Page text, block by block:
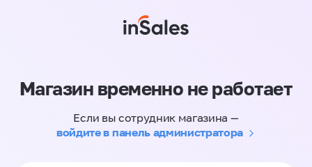
Магазин временно не работает
Если вы сотрудник магазина —
войдите в панель администратора